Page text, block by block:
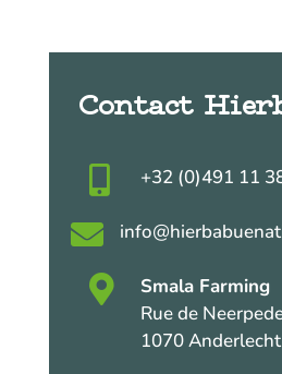
Contact
 +32 (0)491 11


Smala Farming
Rue de
1070 Anderlecht